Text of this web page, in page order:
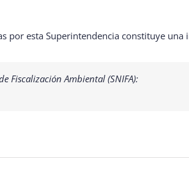
por esta Superintendencia constituye
Fiscalización Ambiental (SNIFA):